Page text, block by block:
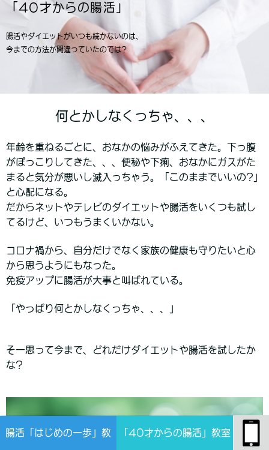
腸活「はじめの一歩」教 「40才からの腸活」教室
「40才からの腸活」
腸活やダイエットがいつも続かないのは、
今までの方法が間違っていたのでは?
何とかしなくっちゃ、、、
年齢を重ねるごとに、おなかの悩みがふえてきた。下っ腹
がぽっこりしてきた、、、便秘や下痢、おなかにガスがた
まると気分が悪いし滅入っちゃう。「このままでいいの?」
と心配になる。
だからネットやテレビのダイエットや腸活をいくつも試し
てるけど、いつもうまくいかない。
コロナ禍から、自分だけでなく家族の健康も守りたいと心
から思うようにもなった。
免疫アップに腸活が大事と叫ばれている。
「やっぱり何とかしなくっちゃ、、、」
そー思って今まで、どれだけダイエットや腸活を試したか
な?